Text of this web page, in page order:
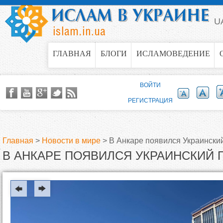
Jump to navigation
ГЛАВНАЯ БЛОГИ ИСЛАМОВЕДЕНИЕ
В
ы
Главная > Новости в мире > В Анкаре появился
В АНКАРЕ ПОЯВИЛСЯ УКРАИНСКИЙ
ВОЙТИ
РЕГИСТРАЦИЯ